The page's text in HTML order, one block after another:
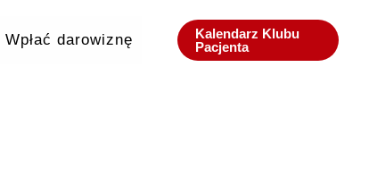
Wpłać darowiznę
Kalendarz Klubu
Pacjenta